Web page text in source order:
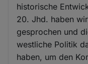
historische
20. Jhd. haben
gesprochen und
westliche Politik
haben, um den